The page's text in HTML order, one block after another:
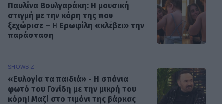
Παυλίνα Βουλγαράκη: Η μουσική
στιγμή με την κόρη της που
ξεχώρισε – Η Ερωφίλη «κλέβει» την
παράσταση
SHOWBIZ
«Ευλογία τα παιδιά» - Η σπάνια
φωτό του Γονίδη με την μικρή του
κόρη! Μαζί στο τιμόνι της βάρκας